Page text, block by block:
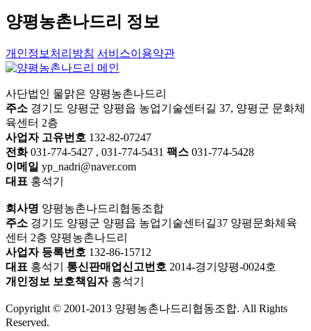
양평농촌나드리 정보
개인정보처리방침 서비스이용약관
사단법인 물맑은 양평농촌나드리
주소 경기도 양평군 양평읍 농업기술센터길 37, 양평군 문화체
육센터 2층
사업자 고유번호 132-82-07247
전화031-774-5427 , 031-774-5431 팩스 031-774-5428
이메일 yp_nadri@naver.com
대표 홍석기
회사명 양평농촌나드리협동조합
주소 경기도 양평군 양평읍 농업기술센터길37 양평문화체육
센터 2층 양평농촌나드리
사업자 등록번호 132-86-15712
대표 홍석기 통신판매업신고번호 2014-경기양평-0024호
개인정보 보호책임자홍석기
Copyright © 2001-2013 양평농촌나드리협동조합. All Rights
Reserved.